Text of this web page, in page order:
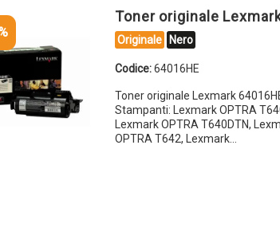
Toner originale
Originale Nero
Codice:64016HE
Toner originale Lexmark
Stampanti: Lexmark OPTRA
Lexmark OPTRA T640DTN,
OPTRA T642, Lexmark…